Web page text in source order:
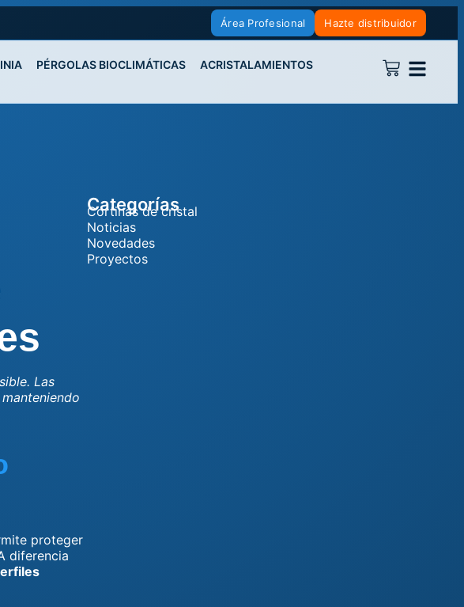
Hazte distribuidor
Área Profesional
PÉRGOLAS BIOCLIMÁTICAS ACRISTALAMIENTOS
Las
proteger
diferencia
Categorías
Cortinas de cristal
Noticias
Novedades
Proyectos